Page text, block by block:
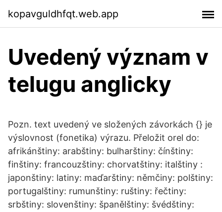
kopavguldhfqt.web.app
Uvedený význam v
telugu anglicky
Pozn. text uvedený ve složených závorkách {} je
výslovnost (fonetika) výrazu. Přeložit orel do:
afrikánštiny: arabštiny: bulharštiny: čínštiny:
finštiny: francouzštiny: chorvatštiny: italštiny :
japonštiny: latiny: maďarštiny: němčiny: polštiny:
portugalštiny: rumunštiny: ruštiny: řečtiny:
srbštiny: slovenštiny: španělštiny: švédštiny: